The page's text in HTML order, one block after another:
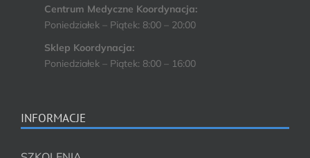
Centrum Medyczne Koordynacja:
Poniedziałek – Piątek: 8:00 – 20:00
Sklep Koordynacja:
Poniedziałek – Piątek: 8:00 – 16:00
INFORMACJE